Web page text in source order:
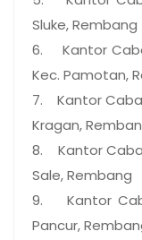
Sluke, Rembang
6. Kantor
Kec. Pamotan,
7. Kantor
Kragan,
8. Kantor
Sale, Rembang
9. Kantor
Pancur,